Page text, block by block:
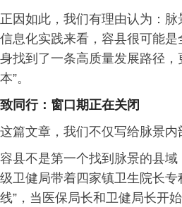
正因如此，我们有理由认为：
信息化实践来看，容县很可能
身找到了一条高质量发展路径
本”。
致同行：窗口期正在关闭
这篇文章，我们不仅写给脉景
容县不是第一个找到脉景的县
级卫健局带着四家镇卫生院长专
线”，当医保局长和卫健局长开